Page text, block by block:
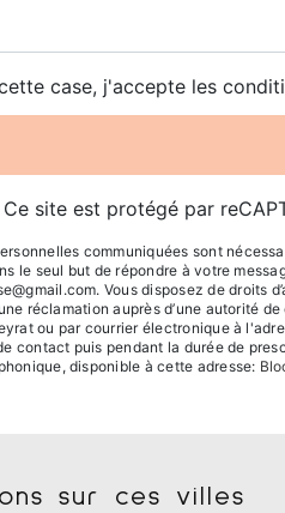
case, j'accepte les
Ce site est protégé par
communiquées sont
le seul but de répondre à votre
Vous disposez de droits
réclamation auprès d’une autorité
ou par courrier électronique à
contact puis pendant la durée de
disponible à cette adresse:
sur ces villes